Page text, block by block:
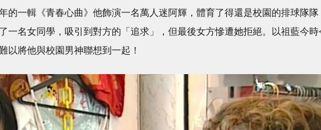
的一輯《青春心曲》他飾演一名萬人迷阿輝，體育了得還是校園的排球隊隊
一名女同學，吸引到對方的「追求」，但最後女方慘遭她拒絕。以祖藍今時
以將他與校園男神聯想到一起！